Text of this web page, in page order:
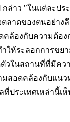
ล่าว "ในแต่ละปร
ตลาดของตนอย่าง
คล้องกับความต้อ
ให้ระลอกการขย
ตัวในสถานที่ที่มีคว
สอดคล้องกับแนว
ที่ประเทศเหล่านี้เ